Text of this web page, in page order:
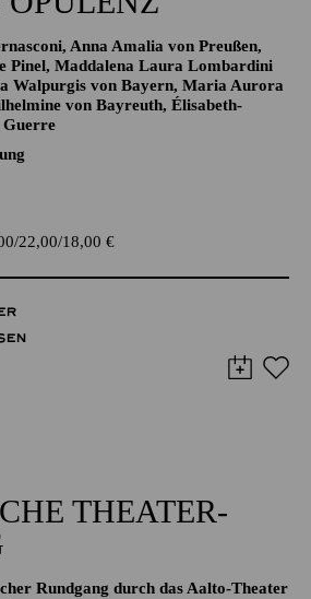
VII ·
"HER:VOICE"
Anna Amalia von Preußen,
Pinel, Maddalena Laura Lombardini
Walpurgis von Bayern, Maria Aurora
THEATER­